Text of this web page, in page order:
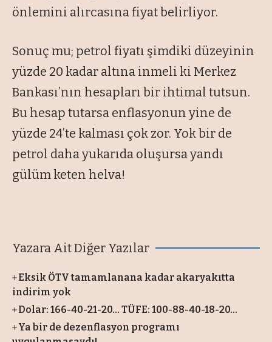
önlemini alırcasına fiyat belirliyor.
Sonuç mu; petrol fiyatı şimdiki düzeyinin
yüzde 20 kadar altına inmeli ki Merkez
Bankası’nın hesapları bir ihtimal tutsun.
Bu hesap tutarsa enflasyonun yine de
yüzde 24’te kalması çok zor. Yok bir de
petrol daha yukarıda oluşursa yandı
gülüm keten helva!
Yazara Ait Diğer Yazılar
Eksik ÖTV tamamlanana kadar akaryakıtta
indirim yok
Dolar: 166-40-21-20… TÜFE: 100-88-40-18-20…
Ya bir de dezenflasyon programı